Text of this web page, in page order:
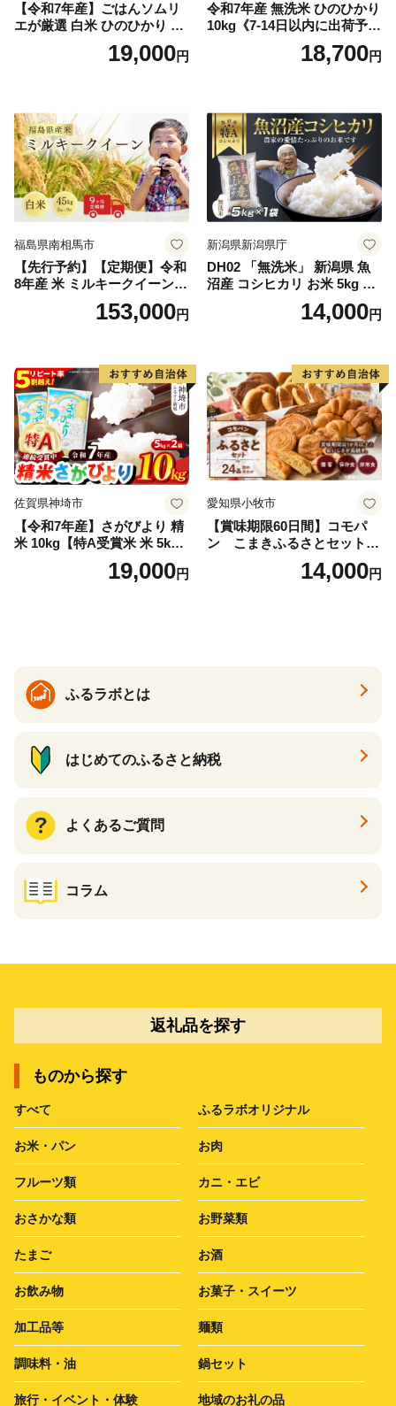
【令和7年産】ごはんソムリ
エが厳選 白米 ひのひかり 10
米 10kg 5kg×2 ひのひかり ブ
19,000円
令和7年産 無洗米 ひのひかり
10kg《7-14日以内に出荷予定
(土日祝除く)》コメ 米 無洗米
令和7年産 高レビュー｜人気
18,700円
福島県南相馬市
【先行予約】【定期便】令和
8年産 米 ミルキークイーン
白米 45kg (5kg×9回) | ミルキ
ークイーン 米5kg 福島 福島
福島県 南相馬市 cu006-ae
153,000円
新潟県新潟県庁
DH02 「無洗米」 新潟県 魚
沼産 コシヒカリ お米 5kg こ
しひかり 精米 米（お米の美
味しい炊き方ガイド付き）
14,000円
佐賀県神埼市
【令和7年産】さがびより 精
米 10kg【特A受賞米 米 5kg×
2袋 お米 コメ こめ 国産 美味
しい ブランド米 人気 ランキ
19,000円
愛知県小牧市
【賞味期限60日間】コモパ
ン こまきふるさとセット
（24個入り）／災害用備蓄
保存食 非常食 防災グッズに
14,000円
ふるラボとは
はじめてのふるさと納税
よくあるご質問
コラム
返礼品を探す
ものから探す
すべて ふるラボオリジナル
お米・パン お肉
フルーツ類 カニ・エビ
おさかな類 お野菜類
たまご お酒
お飲み物 お菓子・スイーツ
加工品等 麺類
調味料・油 鍋セット
旅行・イベント・体験 地域のお礼の品